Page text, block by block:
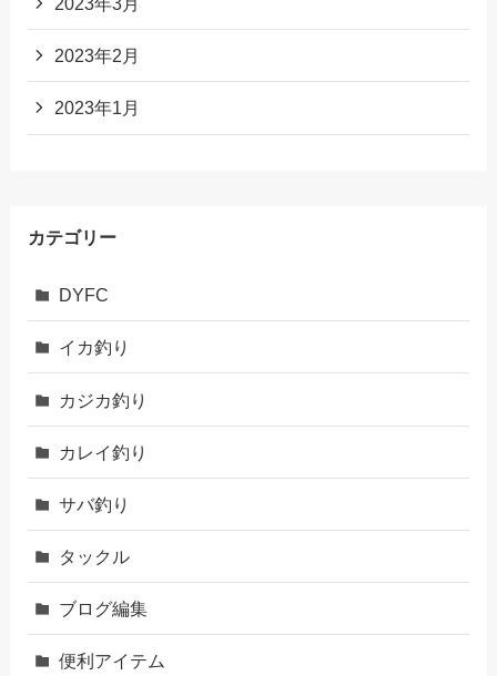
2023年2月
2023年1月
カテゴリー
DYFC
イカ釣り
カジカ釣り
カレイ釣り
サバ釣り
タックル
ブログ編集
便利アイテム